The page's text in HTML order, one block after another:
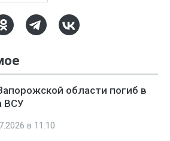
области погиб в
ВСУ
в 11:10